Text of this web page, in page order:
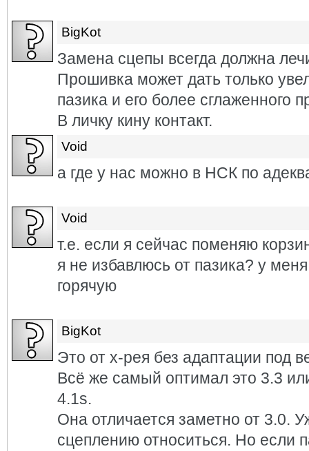
BigKot
Замена сцепы всегда должна
Прошивка может дать только
пазика и его более сглаженного
В личку кину контакт.
Void
а где у нас можно в НСК по
Void
т.е. если я сейчас поменяю
я не избавлюсь от пазика? у
горячую
BigKot
Это от х-рея без адаптации под
Всё же самый оптимал это 3.3
4.1s.
Она отличается заметно от 3.0.
сцеплению относиться. Но если